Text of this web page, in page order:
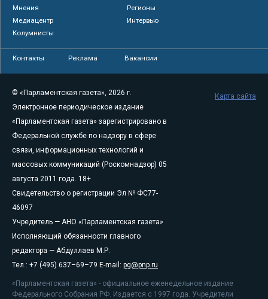
Мнения
Регионы
Медиацентр
Интервью
Колумнисты
Контакты Реклама Вакансии
© «Парламентская газета», 2026 г.
Электронное периодическое издание
«Парламентская газета» зарегистрировано в
Федеральной службе по надзору в сфере
связи, информационных технологий и
массовых коммуникаций (Роскомнадзор) 05
августа 2011 года. 18+
Свидетельство о регистрации Эл № ФС77-
46097
Учредитель — АНО «Парламентская газета»
Исполняющий обязанности главного
редактора — Абдуллаев М.Р.
Тел.: +7 (495) 637–69–79 E-mail: pg@pnp.ru
«Парламентская газета» - официальное еженедельное издание
Федерального Собрания РФ. Издается с 1997 года. Учредители
Карта сайта